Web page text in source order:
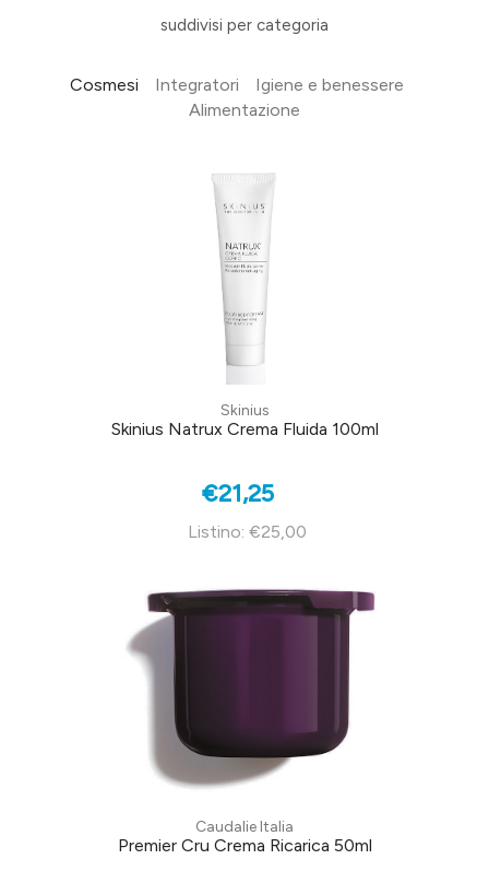
suddivisi per categoria
Cosmesi Integratori
Igiene e benessere
Alimentazione
Skinius
Skinius Natrux Crema Fluida 100ml
€21,25
Listino: €25,00
Caudalie Italia
Premier Cru Crema Ricarica 50ml